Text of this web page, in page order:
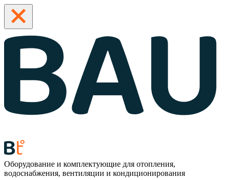
Оборудование и комплектующие для отопления,
водоснабжения, вентиляции и кондиционирования